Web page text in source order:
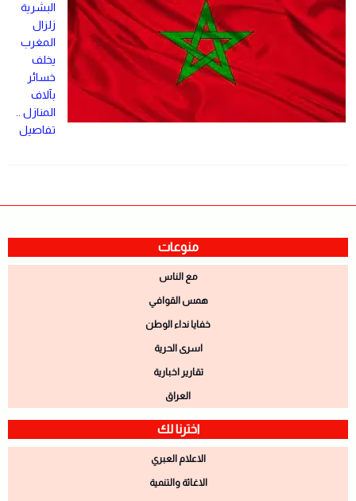
البشرية
زلزال
المغرب
يخلف
خسائر
بآلاف
المنازل ..
تفاصيل
منوعات
مع الناس
همس القوافي
خفايا نداء الوطن
اسرى الحرية
تقارير اخبارية
العراق
اخترنا لك
الاعلام العبري
الاغاثة والتنمية